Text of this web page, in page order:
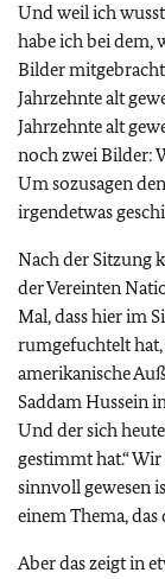
Und weil ich
habe ich bei dem,
Bilder
Jahrzehnte alt
Jahrzehnte alt
noch zwei Bilder:
Um sozusagen
irgendetwas
Nach der Sitzung
der Vereinten
Mal, dass hier im
rumgefuchtelt hat,
amerikanische
Saddam Hussein
Und der sich
gestimmt hat.“
sinnvoll gewesen
einem Thema,
Aber das zeigt in